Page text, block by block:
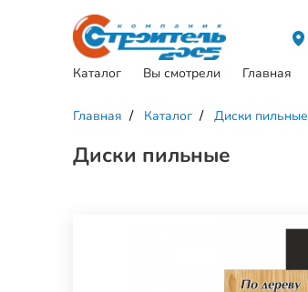
Каталог
Вы смотрели Главная
Главная Каталог Диски пильные
Диски пильные